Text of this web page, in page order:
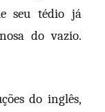
seu tédio já
do vazio.
do inglês,